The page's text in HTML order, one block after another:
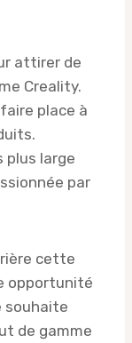
attirer de
Creality.
place à
plus large
par
cette
opportunité
souhaite
de gamme